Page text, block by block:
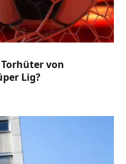
von
Lig?